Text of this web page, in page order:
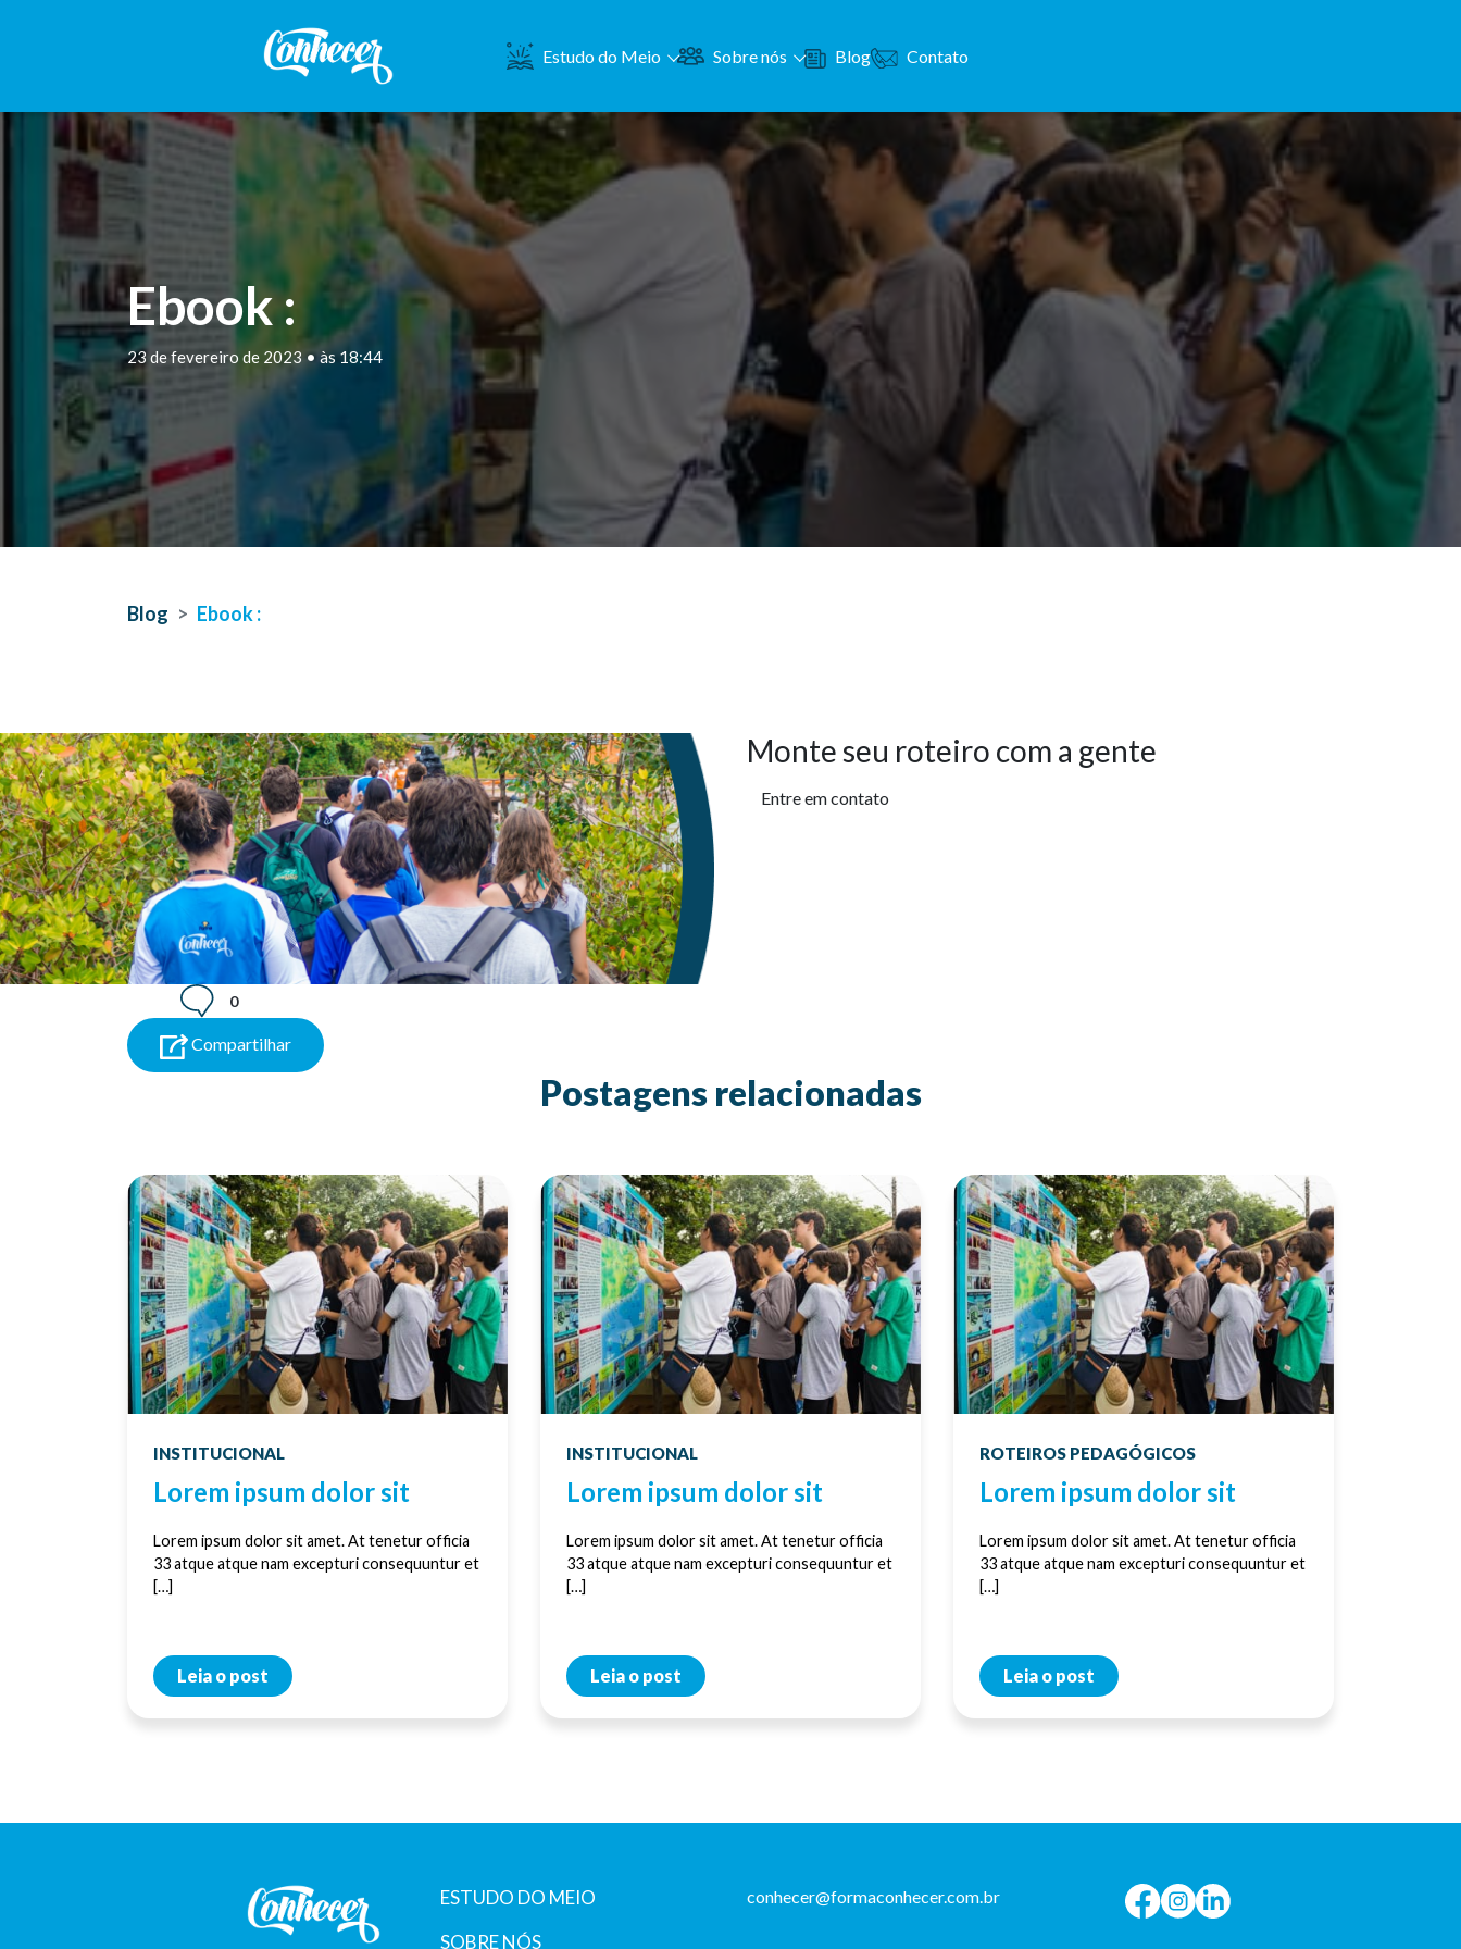
Estudo do Meio Sobre nós Blog Contato
Ebook :
23 de fevereiro de 2023 • às 18:44
Blog Ebook :
Monte seu roteiro com a gente
Entre em contato
0
Compartilhar
Postagens relacionadas
INSTITUCIONAL
Lorem ipsum dolor sit
Lorem ipsum dolor sit amet. At tenetur officia
33 atque atque nam excepturi consequuntur et
[…]
Leia o post
INSTITUCIONAL
Lorem ipsum dolor sit
Lorem ipsum dolor sit amet. At tenetur officia
33 atque atque nam excepturi consequuntur et
[…]
Leia o post
ROTEIROS PEDAGÓGICOS
Lorem ipsum dolor sit
Lorem ipsum dolor sit amet. At tenetur officia
33 atque atque nam excepturi consequuntur et
[…]
Leia o post
ESTUDO DO MEIO
SOBRE NÓS
conhecer@formaconhecer.com.br